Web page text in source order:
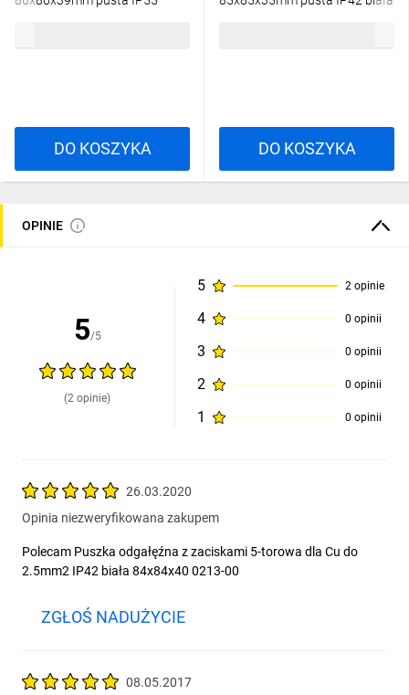
DO KOSZYKA DO KOSZYKA
OPINIE
5/5
(2 opinie)
5 2 opinie
4 0 opinii
3 0 opinii
2 0 opinii
1 0 opinii
26.03.2020
Opinia niezweryfikowana zakupem
Polecam Puszka odgałęźna z zaciskami 5-torowa dla Cu do
2.5mm2 IP42 biała 84x84x40 0213-00
ZGŁOŚ NADUŻYCIE
08.05.2017